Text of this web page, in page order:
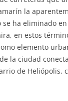
la
ha eliminado en
en estos
elemento
la ciudad
de Heliópolis,